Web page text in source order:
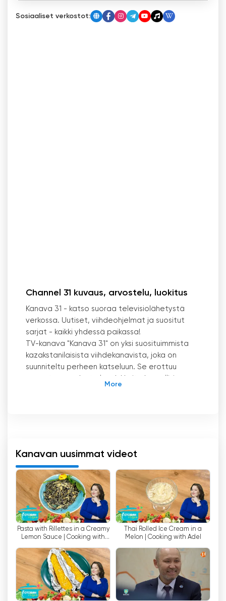
Sosiaaliset verkostot:
Channel 31 kuvaus, arvostelu, luokitus
Kanava 31 - katso suoraa televisiolähetystä
verkossa. Uutiset, viihdeohjelmat ja suositut
sarjat - kaikki yhdessä paikassa!
TV-kanava "Kanava 31" on yksi suosituimmista
kazakstanilaisista viihdekanavista, joka on
suunniteltu perheen katseluun. Se erottuu
Täältä löydät tuoreimmat ja omaperäisimmät
yllättävät katsojat. Lisäksi Channel 31 omistaa
yksinoikeudella A-luokan elokuvasisältöä, mikä
tekee siitä korvaamattoman lähteen
elokuvaharrastajille.
Kanava on myös TOP-trendien kanavana "Paras
sarja-ajankohta" ja "Paras kotiteatteri" -
sarjavalikoimissa. Täältä löydät suosituimmat ja
jännittävimmät sarjat, jotka eivät jätä
välinpitämättömäksi vaativimpia katsojia.
"Kanava 31:n" ohjelmaruutu tarjoaa laajan
Kanavan uusimmat videot
Pasta with Rillettes in a Creamy
Lemon Sauce | Cooking with
Thai Rolled Ice Cream in a
Melon | Cooking with Adel